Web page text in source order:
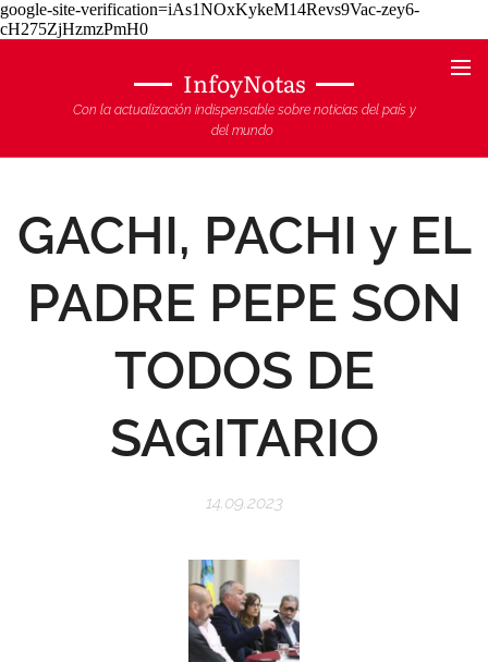
google-site-verification=iAs1NOxKykeM14Revs9Vac-zey6-
cH275ZjHzmzPmH0
InfoyNotas
Con la actualización indispensable sobre noticias del país y
del mundo
GACHI, PACHI y EL
PADRE PEPE SON
TODOS DE
SAGITARIO
14.09.2023